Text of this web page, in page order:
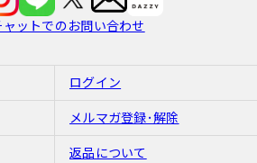
ャットでのお問い合わせ
ログイン
メルマガ登録･解除
返品について